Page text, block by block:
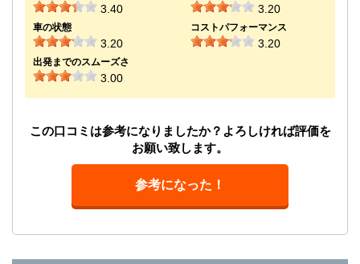
3.40 3.20
車の状態
3.20
コストパフォーマンス
3.20
出発までのスムーズさ
3.00
この口コミは参考になりましたか？よろしければ評価を
お願い致します。
参考になった！